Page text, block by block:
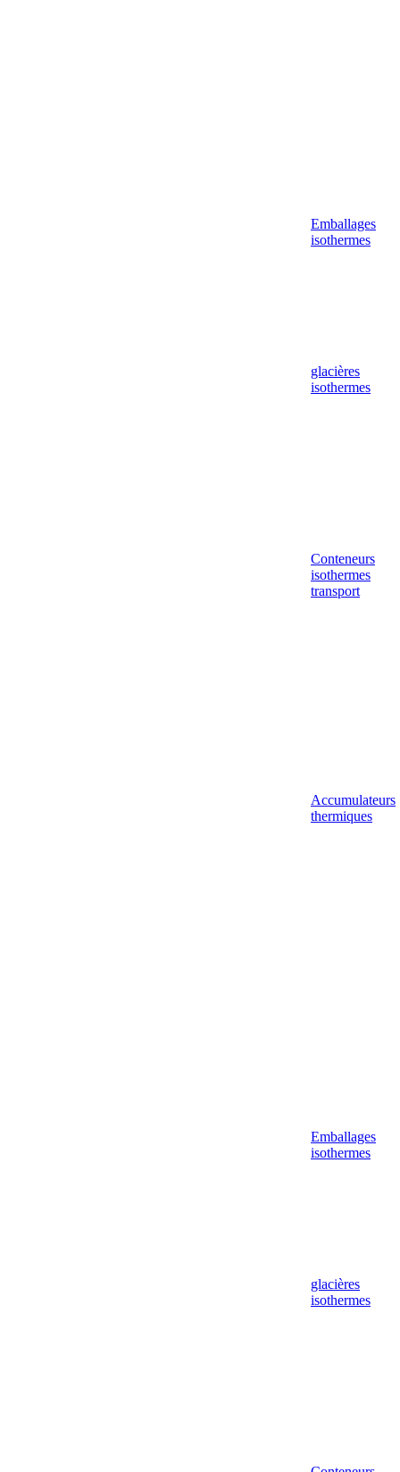
Emballages
isothermes
glacières
isothermes
Conteneurs
isothermes
transport
Accumulateurs
thermiques
Emballages
isothermes
glacières
isothermes